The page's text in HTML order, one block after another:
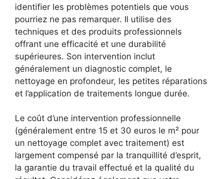
identifier les problèmes potentiels que vous
pourriez ne pas remarquer. Il utilise des
techniques et des produits professionnels
offrant une efficacité et une durabilité
supérieures. Son intervention inclut
généralement un diagnostic complet, le
nettoyage en profondeur, les petites réparations
et l’application de traitements longue durée.
Le coût d’une intervention professionnelle
(généralement entre 15 et 30 euros le m² pour
un nettoyage complet avec traitement) est
largement compensé par la tranquillité d’esprit,
la garantie du travail effectué et la qualité du